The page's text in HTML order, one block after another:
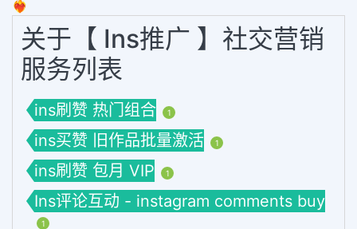
❤️‍🔥
关于【 Ins推广 】社交营销
服务列表
ins刷赞 热门组合 1
ins买赞 旧作品批量激活 1
ins刷赞 包月 VIP 1
Ins评论互动 - instagram comments buy
1